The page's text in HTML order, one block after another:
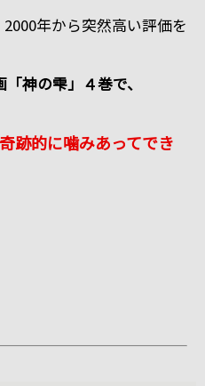
年から突然高い評価を
「神の雫」４巻で、
跡的に噛みあってでき